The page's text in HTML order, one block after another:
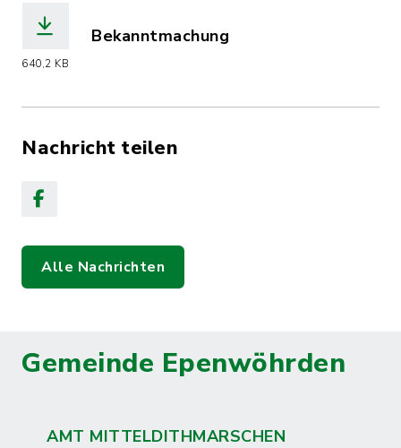
640,2 KB
Bekanntmachung
Nachricht teilen
Alle Nachrichten
Gemeinde Epenwöhrden
AMT MITTELDITHMARSCHEN